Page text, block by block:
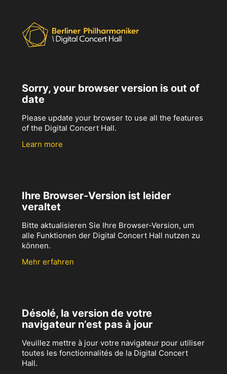
Sorry, your browser version is out of
date
Please update your browser to use all the features
of the Digital Concert Hall.
Learn more
Ihre Browser-Version ist leider
veraltet
Bitte aktualisieren Sie Ihre Browser-Version, um
alle Funktionen der Digital Concert Hall nutzen zu
können.
Mehr erfahren
Désolé, la version de votre
navigateur n’est pas à jour
Veuillez mettre à jour votre navigateur pour utiliser
toutes les fonctionnalités de la Digital Concert
Hall.